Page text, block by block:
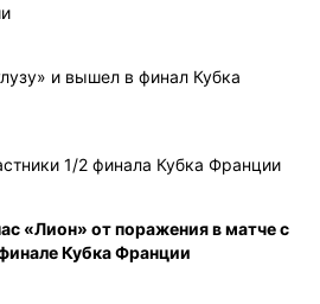
и вышел в финал Кубка
1/2 финала Кубка Франции
«Лион» от поражения в матче с
Кубка Франции